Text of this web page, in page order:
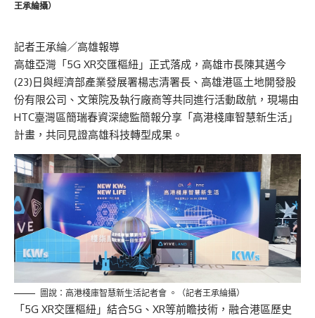
王承綸攝）
記者王承綸／高雄報導
高雄亞灣「5G XR交匯樞紐」正式落成，高雄市長陳其邁今
(23)日與經濟部產業發展署楊志清署長、高雄港區土地開發股
份有限公司、文策院及執行廠商等共同進行活動啟航，現場由
HTC臺灣區簡瑞春資深總監簡報分享「高港棧庫智慧新生活」
計畫，共同見證高雄科技轉型成果。
圖說：高港棧庫智慧新生活記者會 。（記者王承綸攝）
「5G XR交匯樞紐」結合5G、XR等前瞻技術，融合港區歷史